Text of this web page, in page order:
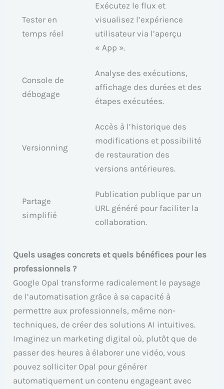
Tester en
temps réel
Exécutez le flux et
visualisez l’expérience
utilisateur via l’aperçu
« App ».
Console de
débogage
Analyse des exécutions,
affichage des durées et des
étapes exécutées.
Versionning
Accès à l’historique des
modifications et possibilité
de restauration des
versions antérieures.
Partage
simplifié
Publication publique par un
URL généré pour faciliter la
collaboration.
Quels usages concrets et quels bénéfices pour les
professionnels ?
Google Opal transforme radicalement le paysage
de l’automatisation grâce à sa capacité à
permettre aux professionnels, même non-
techniques, de créer des solutions AI intuitives.
Imaginez un marketing digital où, plutôt que de
passer des heures à élaborer une vidéo, vous
pouvez solliciter Opal pour générer
automatiquement un contenu engageant avec